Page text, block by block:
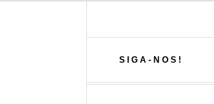
SIGA-NOS!